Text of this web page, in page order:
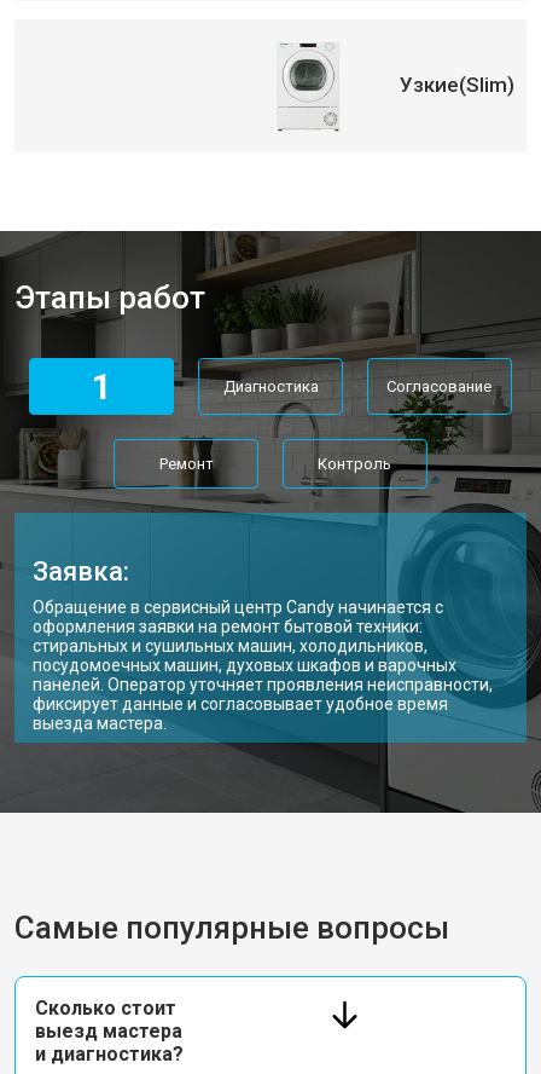
Узкие(Slim)
Этапы работ
1 Диагностика Согласование
Ремонт Контроль
Заявка:
Обращение в сервисный центр Candy начинается с
оформления заявки на ремонт бытовой техники:
стиральных и сушильных машин, холодильников,
посудомоечных машин, духовых шкафов и варочных
панелей. Оператор уточняет проявления неисправности,
фиксирует данные и согласовывает удобное время
выезда мастера.
Самые популярные вопросы
Сколько стоит
выезд мастера
и диагностика?